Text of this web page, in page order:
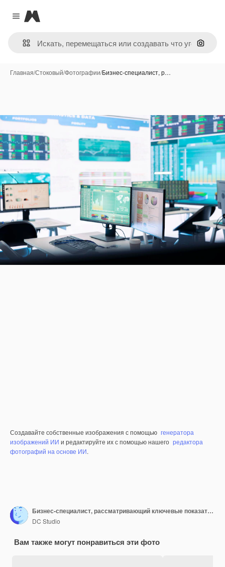
Close menu
Magnific
Поиск
Главная/Стоковый/Фотографии/Бизнес-специалист, р…
Создавайте собственные изображения с помощью генератора
изображений ИИ и редактируйте их с помощью нашего редактора
фотографий на основе ИИ.
Бизнес-специалист, рассматривающий ключевые показатели эффективности в фирме
DC Studio
Вам также могут понравиться эти фото